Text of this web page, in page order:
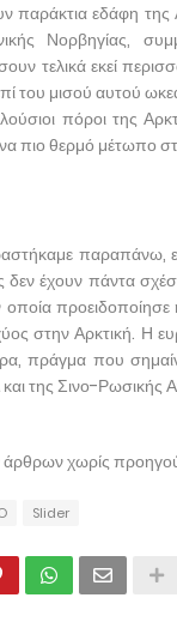
παράκτια εδάφη της
Νορβηγίας,
τελικά εκεί
του μισού αυτού
πόροι της
πιο θερμό
δεν έχουν πάντα
οποία
στην Αρκτική. Η
πράγμα που
της Σινο-Ρωσικής
χωρίς
Slider